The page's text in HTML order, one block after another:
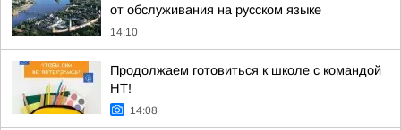
от обслуживания на русском языке
14:10
Продолжаем готовиться к школе с командой
НТ!
14:08